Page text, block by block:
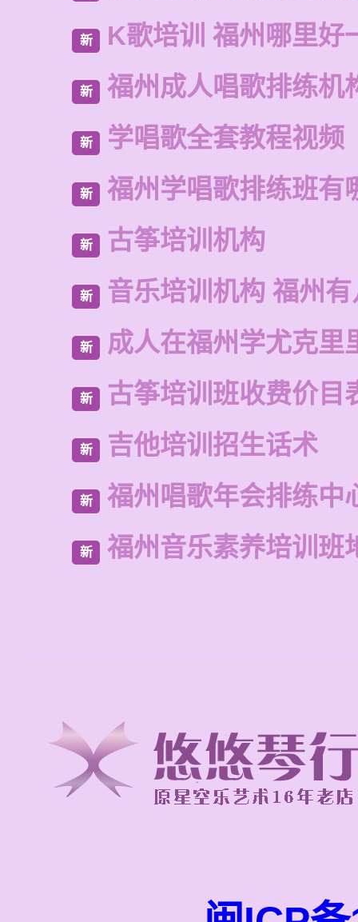
新 K歌培训 福州哪里好
新 福州成人唱歌排练机
新 学唱歌全套教程视频
新 福州学唱歌排练班有
新 古筝培训机构
新 音乐培训机构 福州
新 成人在福州学尤克里
新 古筝培训班收费价目
新 吉他培训招生话术
新 福州唱歌年会排练中
新 福州音乐素养培训班